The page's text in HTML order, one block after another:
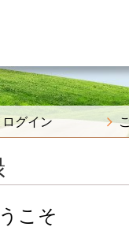
ログイン
こそ